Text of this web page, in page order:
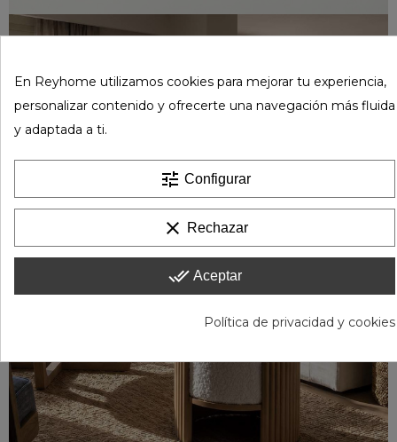
En Reyhome utilizamos cookies para mejorar tu experiencia,
personalizar contenido y ofrecerte una navegación más fluida
y adaptada a ti.
tune Configurar
clear Rechazar
done_all Aceptar
Política de privacidad y cookies